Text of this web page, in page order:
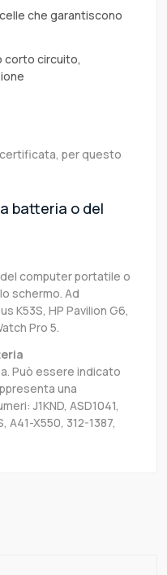
che garantiscono
circuito,
per questo
batteria o del
computer portatile o
schermo. Ad
K53S, HP Pavilion G6,
Pro 5.
Può essere indicato
una
J1KND, ASD1041,
A41-X550, 312-1387,